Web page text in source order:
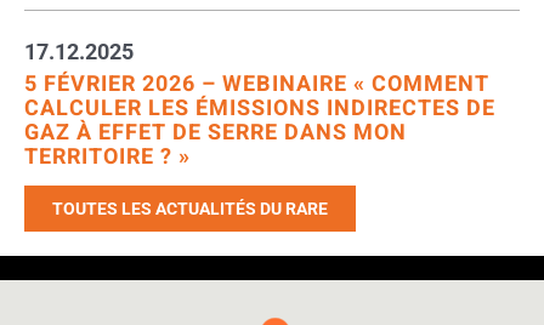
5 FÉVRIER 2026 – WEBINAIRE « COMMENT
CALCULER LES ÉMISSIONS INDIRECTES DE
GAZ À EFFET DE SERRE DANS MON
TERRITOIRE ? »
17.12.2025
TOUTES LES ACTUALITÉS DU RARE